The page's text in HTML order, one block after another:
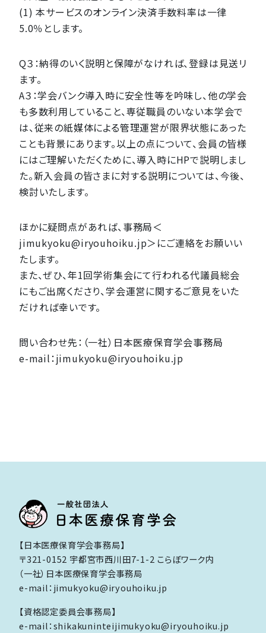
(1) 本サービスのオンライン決済手数料率は一律
5.0％とします。
Q３：納得のいく説明と保障がなければ、登録は見送リ
ます。
A３：学会バンク導入時に安全性等を吟味し、他の学会
も多数利用していること、専従職員のいない本学会で
は、従来の紙媒体による管理運営が限界状態にあった
ことも背景にあります。以上の点について、会員の皆様
にはご理解いただくために、導入時にHPで説明しまし
た。新入会員の皆さまに対する説明については、今後、
検討いたします。
ほかに疑問点があれば、事務局＜
jimukyoku@iryouhoiku.jp＞にご連絡をお願いい
たします。
また、ぜひ、年1回学術集会にて行われる代議員総会
にもご出席くださり、学会運営に関するご意見をいた
だければ幸いです。
問い合わせ先：（一社）日本医療保育学会事務局
e-mail：jimukyoku@iryouhoiku.jp
【日本医療保育学会事務局】
〒321-0152 宇都宮市西川田7-1-2 こらぼワーク内
（一社）日本医療保育学会事務局
e-mail：jimukyoku@iryouhoiku.jp
【資格認定委員会事務局】
e-mail：shikakuninteijimukyoku@iryouhoiku.jp